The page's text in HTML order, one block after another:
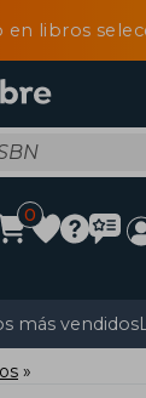
en libros
0
más vendidos